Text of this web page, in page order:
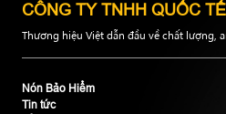
CÔNG TY TNHH QUỐC
Thương hiệu Việt dẫn đầu về chất lượng,
Nón Bảo Hiểm
Tin tức